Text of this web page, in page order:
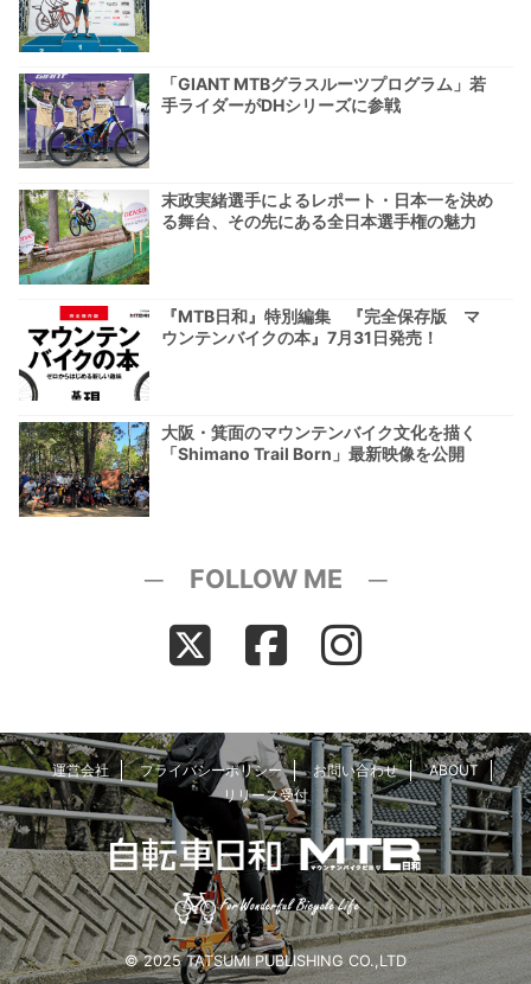
「GIANT MTBグラスルーツプログラム」若
手ライダーがDHシリーズに参戦
末政実緒選手によるレポート・日本一を決め
る舞台、その先にある全日本選手権の魅力
『MTB日和』特別編集 『完全保存版 マ
ウンテンバイクの本』7月31日発売！
大阪・箕面のマウンテンバイク文化を描く
「Shimano Trail Born」最新映像を公開
─ FOLLOW ME ─
運営会社 プライバシーポリシー お問い合わせ
ABOUT
リリース受付
© 2025 TATSUMI PUBLISHING CO.,LTD